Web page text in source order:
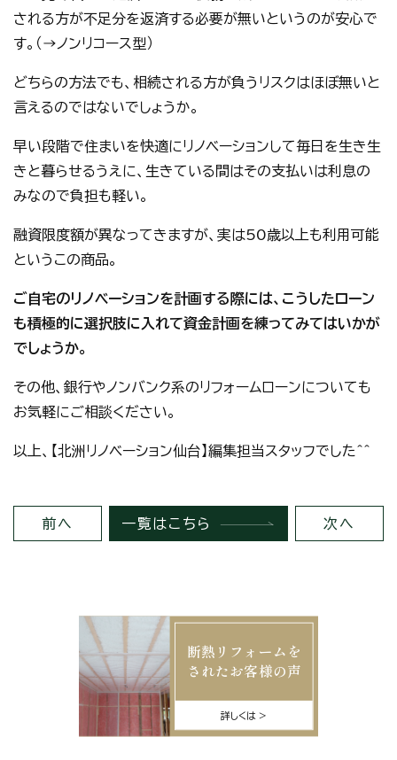
される方が不足分を返済する必要が無いというのが安心で
す。（→ノンリコース型）
どちらの方法でも、相続される方が負うリスクはほぼ無いと
言えるのではないでしょうか。
早い段階で住まいを快適にリノベーションして毎日を生き生
きと暮らせるうえに、生きている間はその支払いは利息の
みなので負担も軽い。
融資限度額が異なってきますが、実は50歳以上も利用可能
というこの商品。
ご自宅のリノベーションを計画する際には、こうしたローン
も積極的に選択肢に入れて資金計画を練ってみてはいかが
でしょうか。
その他、銀行やノンバンク系のリフォームローンについても
お気軽にご相談ください。
以上、【北洲リノベーション仙台】編集担当スタッフでした＾＾
前へ 一覧はこちら 次へ
断熱リフォームを
されたお客様の声
詳しくは